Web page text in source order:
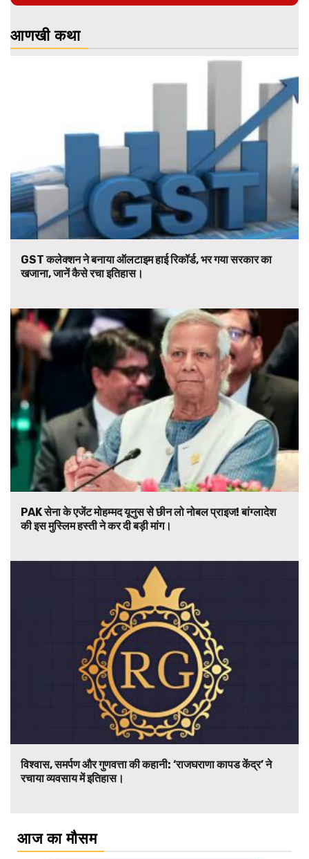
आणखी कथा
GST कलेक्शन ने बनाया ऑलटाइम हाई रिकॉर्ड, भर गया सरकार का
खजाना, जानें कैसे रचा इतिहास।
PAK सेना के एजेंट मोहम्मद यूनुस से छीन लो नोबल प्राइज! बांग्लादेश
की इस मुस्लिम हस्ती ने कर दी बड़ी मांग।
विश्वास, समर्पण और गुणवत्ता की कहानी: ‘राजघराणा कापड केंद्र’ ने
रचाया व्यवसाय में इतिहास।
आज का मौसम